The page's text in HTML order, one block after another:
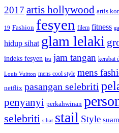
2017 artis hollywood artis
19 Fashion fesyen filem fitness
hidup sihat glam lelaki
indeks fesyen isu jam tangan kerabat
Louis Vuitton mens cool style mens
netflix pasangan selebriti
penyanyi perkahwinan
selebriti sihat stail Style